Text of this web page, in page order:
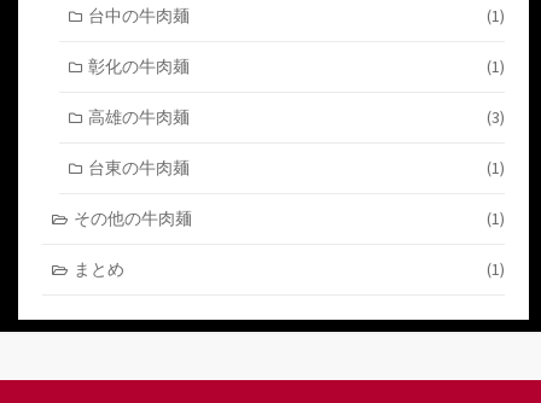
台中の牛肉麺 (1)
彰化の牛肉麺 (1)
高雄の牛肉麺 (3)
台東の牛肉麺 (1)
その他の牛肉麺 (1)
まとめ (1)